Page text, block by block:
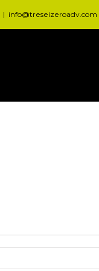
| info@treseizeroadv.com